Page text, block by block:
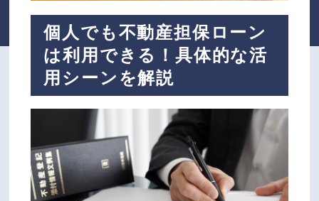
個人でも不動産担保ローン
は利用できる！具体的な活
用シーンを解説